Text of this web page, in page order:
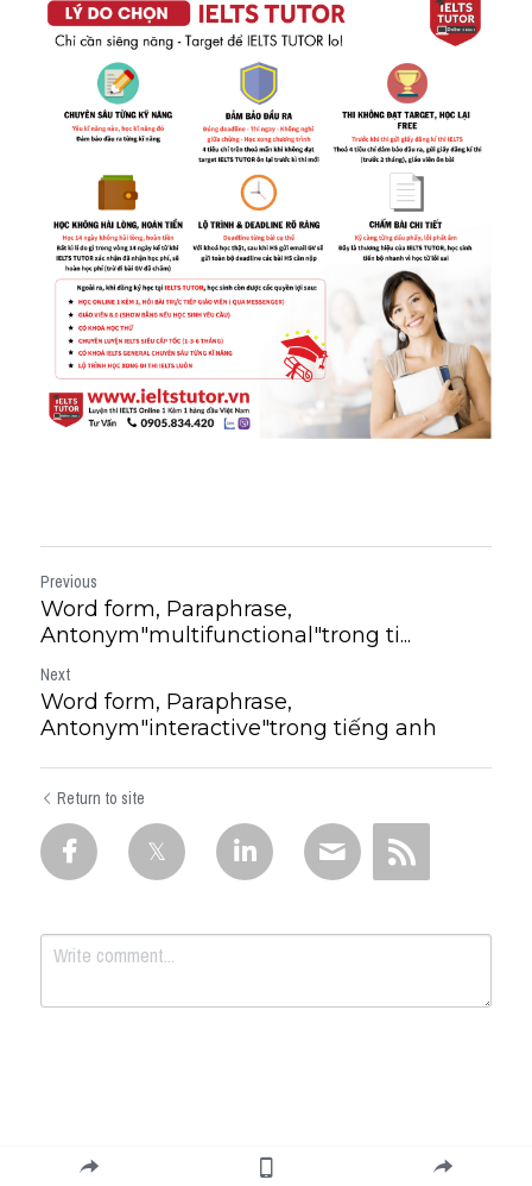
Previous
Word form, Paraphrase,
Antonym"multifunctional"trong ti...
Next
Word form, Paraphrase,
Antonym"interactive"trong tiếng anh
Return to site
Submit